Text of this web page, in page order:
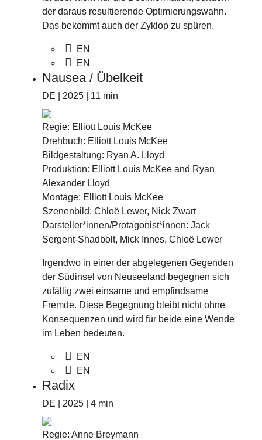
der daraus resultierende Optimierungswahn.
Das bekommt auch der Zyklop zu spüren.
EN
EN
Nausea / Übelkeit
DE | 2025 | 11 min
Regie: Elliott Louis McKee
Drehbuch: Elliott Louis McKee
Bildgestaltung: Ryan A. Lloyd
Produktion: Elliott Louis McKee and Ryan
Alexander Lloyd
Montage: Elliott Louis McKee
Szenenbild: Chloë Lewer, Nick Zwart
Darsteller*innen/Protagonist*innen: Jack
Sergent-Shadbolt, Mick Innes, Chloë Lewer
Irgendwo in einer der abgelegenen Gegenden
der Südinsel von Neuseeland begegnen sich
zufällig zwei einsame und empfindsame
Fremde. Diese Begegnung bleibt nicht ohne
Konsequenzen und wird für beide eine Wende
im Leben bedeuten.
EN
EN
Radix
DE | 2025 | 4 min
Regie: Anne Breymann